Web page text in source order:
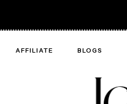
AFFILIATE BLOGS